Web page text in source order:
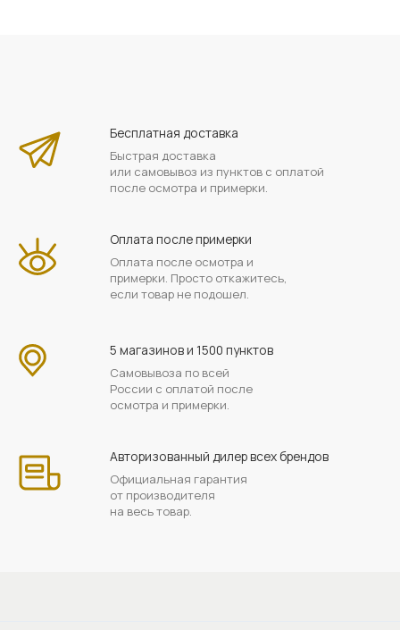
Бесплатная доставка
Быстрая доставка
или самовывоз из пунктов с оплатой
после осмотра и примерки.
Оплата после примерки
Оплата после осмотра и
примерки. Просто откажитесь,
если товар не подошел.
5 магазинов и 1500 пунктов
Самовывоза по всей
России с оплатой после
осмотра и примерки.
Авторизованный дилер всех брендов
Официальная гарантия
от производителя
на весь товар.